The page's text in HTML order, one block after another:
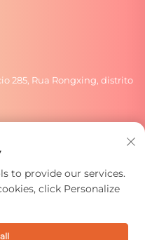
285, Rua Rongxing, distrito
ENVIAR
to provide our services.
click Personalize